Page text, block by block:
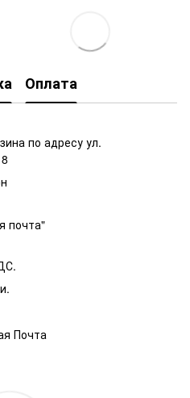
Оплата
по адресу ул.
почта"
Почта